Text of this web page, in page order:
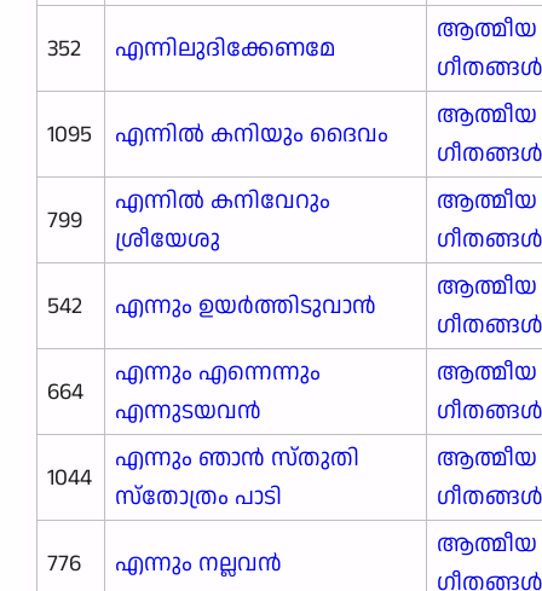
352
എന്നിലുദിക്കേണമേ
ആത്മീയ
ഗീതങ്ങൾ
1095
എന്നിൽ കനിയും ദൈവം
ആത്മീയ
ഗീതങ്ങൾ
799
എന്നിൽ കനിവേറും
ശ്രീയേശു
ആത്മീയ
ഗീതങ്ങൾ
542
എന്നും ഉയർത്തിടുവാൻ
ആത്മീയ
ഗീതങ്ങൾ
664
എന്നും എന്നെന്നും
എന്നുടയവൻ
ആത്മീയ
ഗീതങ്ങൾ
1044
എന്നും ഞാൻ സ്തുതി
സ്തോത്രം പാടി
ആത്മീയ
ഗീതങ്ങൾ
776
എന്നും നല്ലവൻ
ആത്മീയ
ഗീതങ്ങൾ